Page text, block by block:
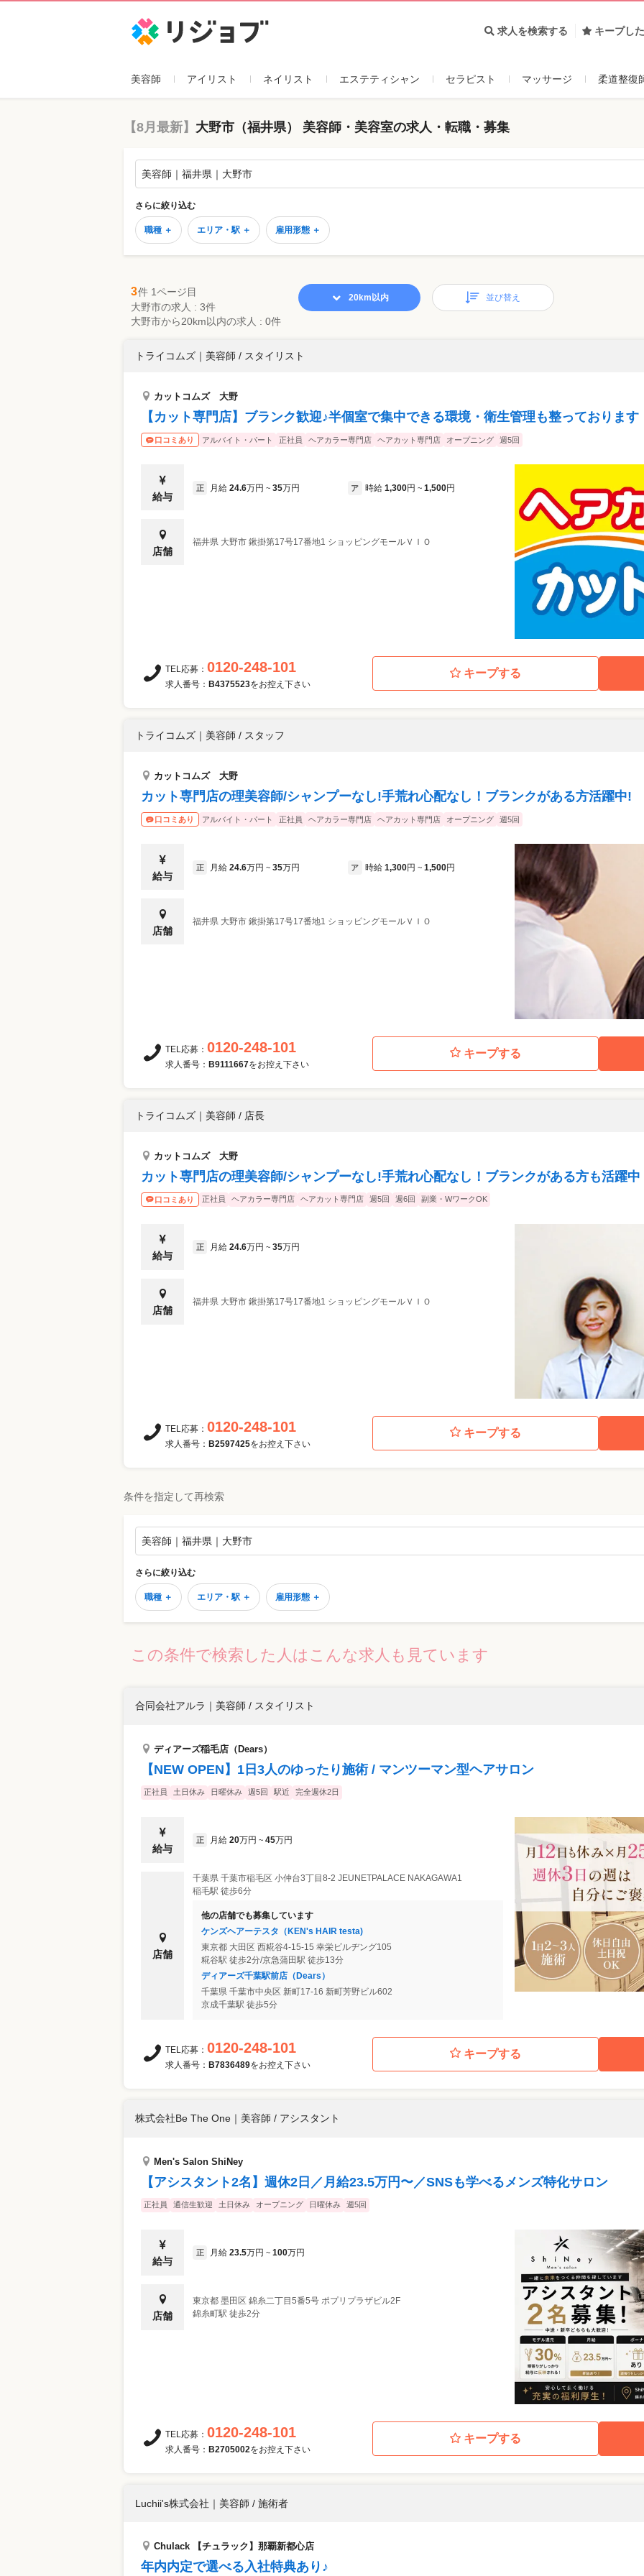
求人を検索する キープし
美容師 アイリスト ネイリスト エステティシャン セラピスト マッサージ 柔道整復
【8月最新】 大野市（福井県） 美容師・美容室の求人・転職・募集
美容師｜福井県｜大野市
さらに絞り込む
職種 ＋ エリア・駅 ＋ 雇用形態 ＋
3件 1ページ目
大野市の求人 : 3件
大野市から20km以内の求人 : 0件
20km以内 並び替え
トライコムズ ｜ 美容師 / スタイリスト
カットコムズ 大野
【カット専門店】ブランク歓迎♪半個室で集中できる環境・衛生管理も整っております
口コミあり アルバイト・パート 正社員 ヘアカラー専門店 ヘアカット専門店 オープニング 週5回
給与
正 月給 24.6万円 ~ 35万円 ア 時給 1,300円 ~ 1,500円
店舗
福井県 大野市 鍬掛第17号17番地1 ショッピングモールＶＩＯ
キープする
TEL応募： 0120-248-101
求人番号： B4375523をお控え下さい
トライコムズ ｜ 美容師 / スタッフ
カットコムズ 大野
カット専門店の理美容師/シャンプーなし!手荒れ心配なし！ブランクがある方活躍中!
口コミあり アルバイト・パート 正社員 ヘアカラー専門店 ヘアカット専門店 オープニング 週5回
給与
正 月給 24.6万円 ~ 35万円 ア 時給 1,300円 ~ 1,500円
店舗
福井県 大野市 鍬掛第17号17番地1 ショッピングモールＶＩＯ
キープする
TEL応募： 0120-248-101
求人番号： B9111667をお控え下さい
トライコムズ ｜ 美容師 / 店長
カットコムズ 大野
カット専門店の理美容師/シャンプーなし!手荒れ心配なし！ブランクがある方も活躍中
口コミあり 正社員 ヘアカラー専門店 ヘアカット専門店 週5回 週6回 副業・WワークOK
給与
正 月給 24.6万円 ~ 35万円
店舗
福井県 大野市 鍬掛第17号17番地1 ショッピングモールＶＩＯ
キープする
TEL応募： 0120-248-101
求人番号： B2597425をお控え下さい
条件を指定して再検索
美容師｜福井県｜大野市
さらに絞り込む
職種 ＋ エリア・駅 ＋ 雇用形態 ＋
この条件で検索した人はこんな求人も見ています
合同会社アルラ ｜ 美容師 / スタイリスト
ディアーズ稲毛店（Dears）
【NEW OPEN】1日3人のゆったり施術 / マンツーマン型ヘアサロン
正社員 土日休み 日曜休み 週5回 駅近 完全週休2日
給与
正 月給 20万円 ~ 45万円
店舗
千葉県 千葉市稲毛区 小仲台3丁目8-2 JEUNETPALACE NAKAGAWA1
稲毛駅 徒歩6分
他の店舗でも募集しています
ケンズヘアーテスタ（KEN's HAIR testa)
東京都 大田区 西糀谷4-15-15 幸栄ビルヂング105
糀谷駅 徒歩2分/京急蒲田駅 徒歩13分
ディアーズ千葉駅前店（Dears）
千葉県 千葉市中央区 新町17-16 新町芳野ビル602
京成千葉駅 徒歩5分
キープする
TEL応募： 0120-248-101
求人番号： B7836489をお控え下さい
株式会社Be The One ｜ 美容師 / アシスタント
Men's Salon ShiNey
【アシスタント2名】週休2日／月給23.5万円〜／SNSも学べるメンズ特化サロン
正社員 通信生歓迎 土日休み オープニング 日曜休み 週5回
給与
正 月給 23.5万円 ~ 100万円
店舗
東京都 墨田区 錦糸二丁目5番5号 ポプリプラザビル2F
錦糸町駅 徒歩2分
キープする
TEL応募： 0120-248-101
求人番号： B2705002をお控え下さい
Luchii's株式会社 ｜ 美容師 / 施術者
Chulack 【チュラック】那覇新都心店
年内内定で選べる入社特典あり♪